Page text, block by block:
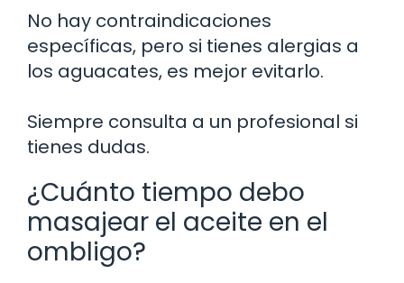
No hay contraindicaciones
específicas, pero si tienes alergias a
los aguacates, es mejor evitarlo.
Siempre consulta a un profesional si
tienes dudas.
¿Cuánto tiempo debo
masajear el aceite en el
ombligo?